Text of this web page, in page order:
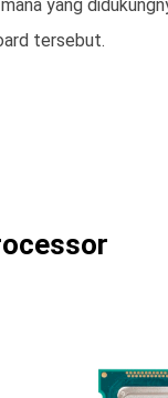
yang
tersebut.